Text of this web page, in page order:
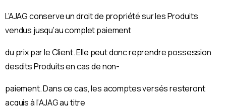
L’AJAG conserve un droit de propriété sur les Produits
vendus jusqu’au complet paiement
du prix par le Client. Elle peut donc reprendre possession
desdits Produits en cas de non-
paiement. Dans ce cas, les acomptes versés resteront
acquis à l‘AJAG au titre